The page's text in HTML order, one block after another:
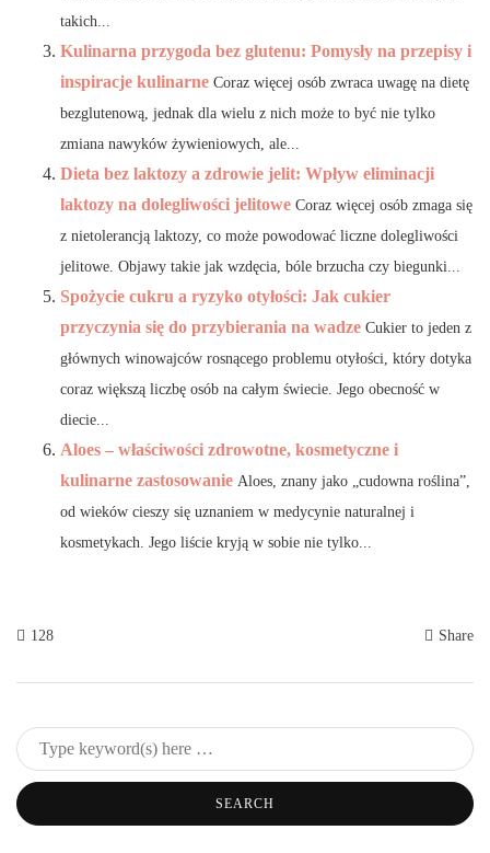
takich...
Kulinarna przygoda bez glutenu: Pomysły na przepisy i
inspiracje kulinarne Coraz więcej osób zwraca uwagę na dietę
bezglutenową, jednak dla wielu z nich może to być nie tylko
zmiana nawyków żywieniowych, ale...
Dieta bez laktozy a zdrowie jelit: Wpływ eliminacji
laktozy na dolegliwości jelitowe Coraz więcej osób zmaga się
z nietolerancją laktozy, co może powodować liczne dolegliwości
jelitowe. Objawy takie jak wzdęcia, bóle brzucha czy biegunki...
Spożycie cukru a ryzyko otyłości: Jak cukier
przyczynia się do przybierania na wadze Cukier to jeden z
głównych winowajców rosnącego problemu otyłości, który dotyka
coraz większą liczbę osób na całym świecie. Jego obecność w
diecie...
Aloes – właściwości zdrowotne, kosmetyczne i
kulinarne zastosowanie Aloes, znany jako „cudowna roślina”,
od wieków cieszy się uznaniem w medycynie naturalnej i
kosmetykach. Jego liście kryją w sobie nie tylko...
128 Share